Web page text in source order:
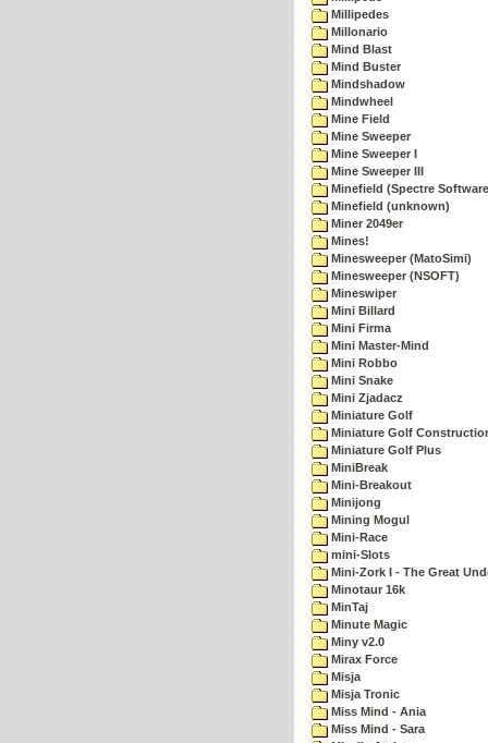
Millipedes
Millonario
Mind Blast
Mind Buster
Mindshadow
Mindwheel
Mine Field
Mine Sweeper
Mine Sweeper I
Mine Sweeper III
Minefield (Spectre
Minefield (unknown)
Miner 2049er
Mines!
Minesweeper (MatoSimi)
Minesweeper (NSOFT)
Mineswiper
Mini Billard
Mini Firma
Mini Master-Mind
Mini Robbo
Mini Snake
Mini Zjadacz
Miniature Golf
Miniature Golf
Miniature Golf Plus
MiniBreak
Mini-Breakout
Minijong
Mining Mogul
Mini-Race
mini-Slots
Mini-Zork I - The Great
Minotaur 16k
MinTaj
Minute Magic
Miny v2.0
Mirax Force
Misja
Misja Tronic
Miss Mind - Ania
Miss Mind - Sara